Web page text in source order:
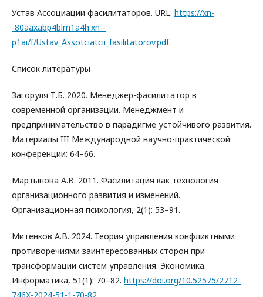
Устав Ассоциации фасилитаторов. URL: https://xn-
-80aaxabp4blm1a4h.xn--
p1ai/f/Ustav_Assotciatcii_fasilitatorov.pdf.
Список литературы
Загоруля Т.Б. 2020. Менеджер-фасилитатор в
современной организации. Менеджмент и
предпринимательство в парадигме устойчивого развития.
Материалы III Международной научно-практической
конференции: 64–66.
Мартынова А.В. 2011. Фасилитация как технология
организационного развития и изменений.
Организационная психология, 2(1): 53–91.
Митенков А.В. 2024. Теория управления конфликтными
противоречиями заинтересованных сторон при
трансформации систем управления. Экономика.
Информатика, 51(1): 70–82. https://doi.org/10.52575/2712-